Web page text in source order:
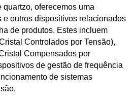
oferecemos uma
e outros dispositivos relacionados
de produtos. Estes incluem
Controlados por Tensão),
Compensados por
de gestão de frequência
de sistemas